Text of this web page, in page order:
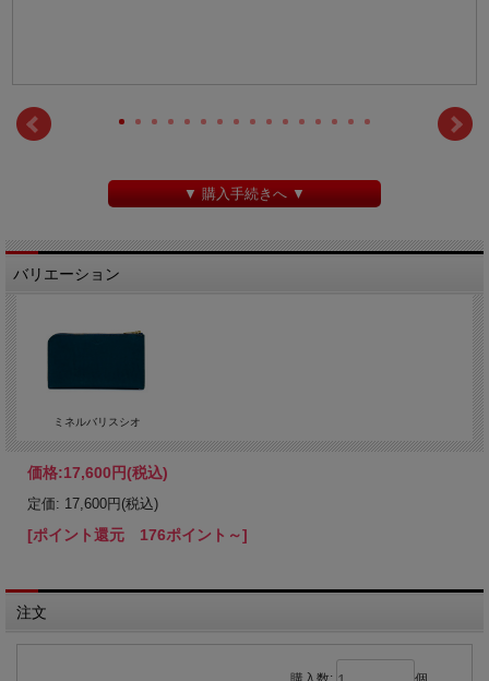
▼ 購入手続きへ ▼
バリエーション
ミネルバリスシオ
価格:17,600円(税込)
定価: 17,600円(税込)
[ポイント還元 176ポイント～]
注文